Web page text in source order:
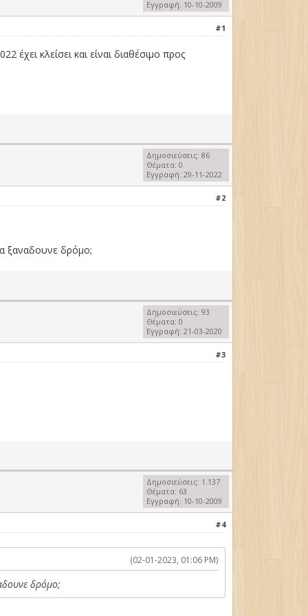
Εγγραφή: 10-10-2009
#1
κλείσει και είναι διαθέσιμο προς
Δημοσιεύσεις: 86
Θέματα: 0
Εγγραφή: 29-11-2022
#2
ξαναδουνε δρόμο;
Δημοσιεύσεις: 93
Θέματα: 0
Εγγραφή: 21-03-2020
#3
Δημοσιεύσεις: 1.137
Θέματα: 63
Εγγραφή: 10-10-2009
#4
(02-01-2023, 01:06 PM)
δρόμο;